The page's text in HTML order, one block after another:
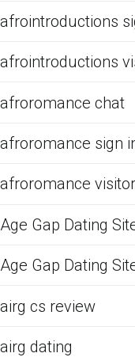
afrointroductions
afrointroductions
afroromance chat
afroromance sign
afroromance
Age Gap Dating
Age Gap Dating
airg cs review
airg dating